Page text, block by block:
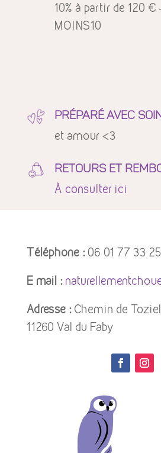
10% à partir de 120 €
MOINS10
PRÉPARÉ AVEC
et amour <3
RETOURS ET
À consulter ici
Téléphone :06 01 77 33 25
E mail :
Adresse :Chemin de
11260 Val du Faby